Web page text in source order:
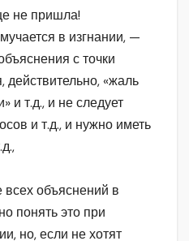
не пришла!
в изгнании, —
с точки
действительно, «жаль
и т.д., и не следует
и т.д., и нужно иметь
объяснений в
понять это при
но, если не хотят